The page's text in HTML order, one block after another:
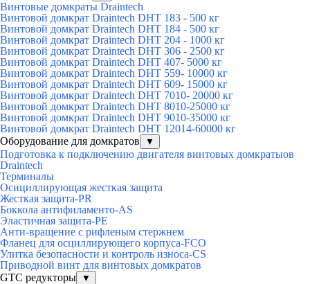
Винтовые домкраты Draintech
Винтовой домкрат Draintech DHT 183 - 500 кг
Винтовой домкрат Draintech DHT 184 - 500 кг
Винтовой домкрат Draintech DHT 204 - 1000 кг
Винтовой домкрат Draintech DHT 306 - 2500 кг
Винтовой домкрат Draintech DHT 407- 5000 кг
Винтовой домкрат Draintech DHT 559- 10000 кг
Винтовой домкрат Draintech DHT 609- 15000 кг
Винтовой домкрат Draintech DHT 7010- 20000 кг
Винтовой домкрат Draintech DHT 8010-25000 кг
Винтовой домкрат Draintech DHT 9010-35000 кг
Винтовой домкрат Draintech DHT 12014-60000 кг
Оборудование для домкратов
▼
Подготовка к подключению двигателя винтовых домкратыов
Draintech
Терминалы
Осициллирующая жесткая защита
Жесткая защита-PR
Боккола антифиламенто-AS
Эластичная защита-PE
Анти-вращение с рифленым стержнем
Фланец для осциллирующего корпуса-FCO
Улитка безопасности и контроль износа-CS
Приводной винт для винтовых домкратов
GTC редукторы
▼